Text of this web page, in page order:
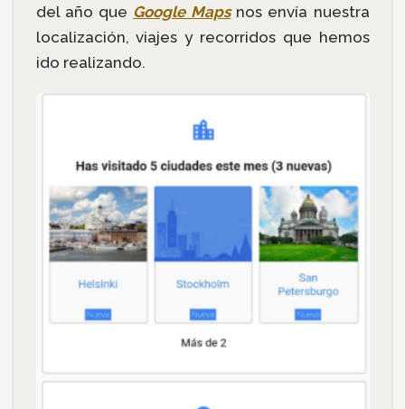
del año que Google Mapsnos envía nuestra
localización, viajes y recorridos que hemos
ido realizando.